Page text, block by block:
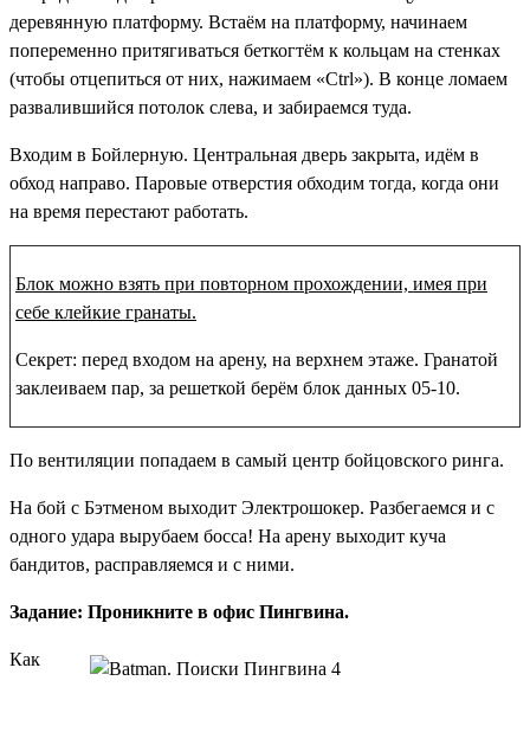
деревянную платформу. Встаём на платформу, начинаем
попеременно притягиваться беткогтём к кольцам на стенках
(чтобы отцепиться от них, нажимаем «Ctrl»). В конце ломаем
развалившийся потолок слева, и забираемся туда.
Входим в Бойлерную. Центральная дверь закрыта, идём в
обход направо. Паровые отверстия обходим тогда, когда они
на время перестают работать.
Блок можно взять при повторном прохождении, имея при
себе клейкие гранаты.
Секрет: перед входом на арену, на верхнем этаже. Гранатой
заклеиваем пар, за решеткой берём блок данных 05-10.
По вентиляции попадаем в самый центр бойцовского ринга.
На бой с Бэтменом выходит Электрошокер. Разбегаемся и с
одного удара вырубаем босса! На арену выходит куча
бандитов, расправляемся и с ними.
Задание: Проникните в офис Пингвина.
Как